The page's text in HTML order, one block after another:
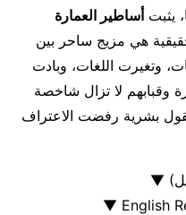
يثبتأساطير العمارة
هي مزيج ساحر بين
وتغيرت اللغات، وبادت
وقبابهم لا تزال شاخصة
بشرية رفضت الاعتراف
▼
▼